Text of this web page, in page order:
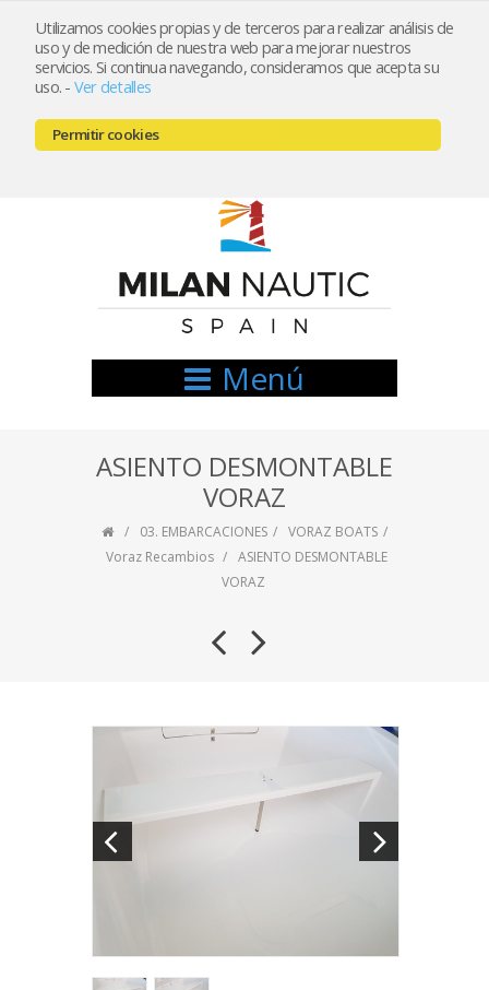
Utilizamos cookies propias y de terceros para realizar análisis de
uso y de medición de nuestra web para mejorar nuestros
servicios. Si continua navegando, consideramos que acepta su
uso. - Ver detalles
Permitir cookies
Registrarse Mi cuenta
666521122 // 654999333
Menú
ASIENTO DESMONTABLE
VORAZ
03. EMBARCACIONES
VORAZ BOATS
Voraz Recambios
ASIENTO DESMONTABLE
VORAZ